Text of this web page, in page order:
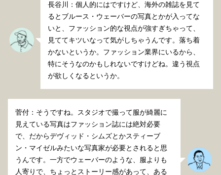
長谷川：個人的にはですけど、海外の雑誌を見て
るとブルース・ウェーバーの写真とかが入ってな
いと、ファッション的な視点が強すぎちゃって、
見ててキツいなって気がしちゃうんです。落ち着
かないというか。ファッション業界にいるから、
特にそうなのかもしれないですけどね。違う視点
が欲しくなるというか。
菅付：そうですね。スタジオで撮って服が綺麗に
見えている写真はファッション誌には絶対必要
で、だからデヴィッド・シムズとかスティーブ
ン・マイゼルみたいな写真家が必要とされると思
うんです。一方でウェーバーのような、服よりも
人寄りで、ちょっとストーリー感があって、ある